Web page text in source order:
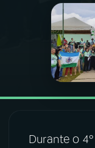
PODCASTS
Durante o